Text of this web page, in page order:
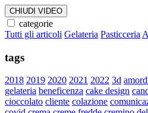
CHIUDI VIDEO
categorie
Tutti gli articoli Gelateria Pasticceria
tags
2018 2019 2020 2021 2022 3d
gelateria beneficenza cake design
cioccolato cliente colazione